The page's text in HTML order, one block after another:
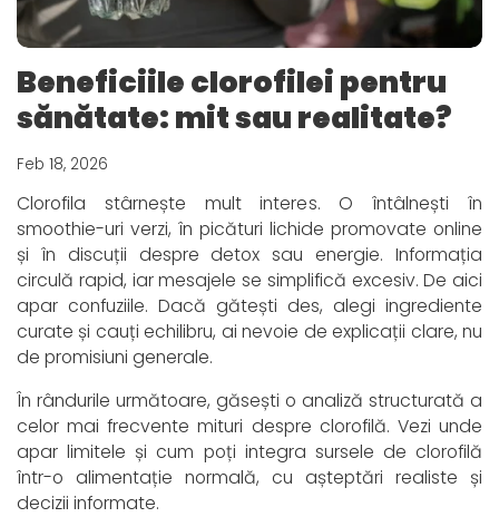
Beneficiile clorofilei pentru
sănătate: mit sau realitate?
Feb 18, 2026
Clorofila stârnește mult interes. O întâlnești în
smoothie-uri verzi, în picături lichide promovate online
și în discuții despre detox sau energie. Informația
circulă rapid, iar mesajele se simplifică excesiv. De aici
apar confuziile. Dacă gătești des, alegi ingrediente
curate și cauți echilibru, ai nevoie de explicații clare, nu
de promisiuni generale.
În rândurile următoare, găsești o analiză structurată a
celor mai frecvente mituri despre clorofilă. Vezi unde
apar limitele și cum poți integra sursele de clorofilă
într-o alimentație normală, cu așteptări realiste și
decizii informate.